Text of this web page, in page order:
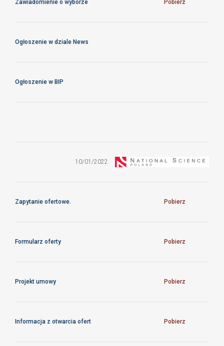
Zawiadomienie o wyborze Pobierz
Ogłoszenie w dziale News
Ogłoszenie w BIP
komputerowego
10/01/2022
Zapytanie ofertowe. Pobierz
Formularz oferty Pobierz
Projekt umowy Pobierz
Informacja z otwarcia ofert Pobierz